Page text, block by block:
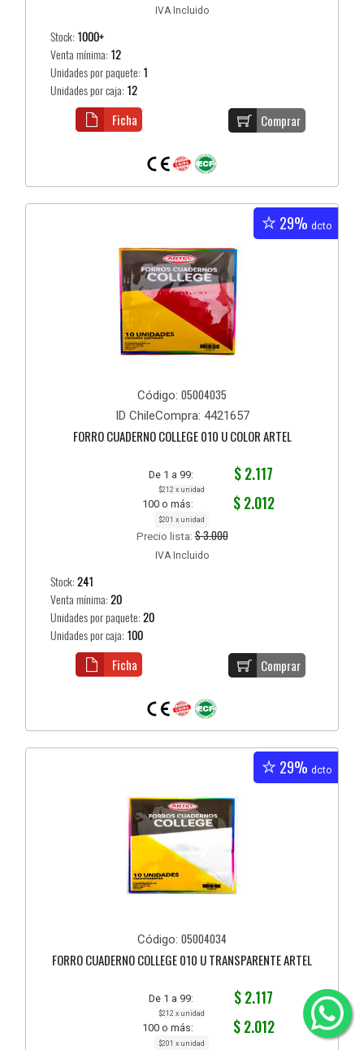
IVA Incluido
Stock: 1000+
Venta mínima: 12
Unidades por paquete: 1
Unidades por caja: 12
Comprar
Ficha
29% dcto
Código: 05004035
ID ChileCompra: 4421657
FORRO CUADERNO COLLEGE 010 U COLOR ARTEL
De 1 a 99: $ 2.117
$212 x unidad
100 o más: $ 2.012
$201 x unidad
Precio lista:$ 3.000
IVA Incluido
Stock:241
Venta mínima:20
Unidades por paquete:20
Unidades por caja: 100
Comprar
Ficha
29% dcto
Código: 05004034
FORRO CUADERNO COLLEGE 010 U TRANSPARENTE ARTEL
De 1 a 99: $ 2.117
$212 x unidad
100 o más: $ 2.012
$201 x unidad